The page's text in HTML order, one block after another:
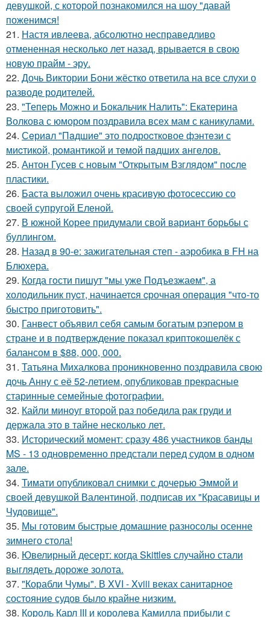
девушкой, с которой познакомился на шоу "давай
поженимся!
21. Настя ивлеева, абсолютно несправедливо
отмененная несколько лет назад, врывается в свою
новую прайм - эру.
22. Дочь Виктории Бони жёстко ответила на все слухи о
разводе родителей.
23. "Теперь Можно и Бокальчик Налить": Екатерина
Волкова с юмором поздравила всех мам с каникулами.
24. Сeриaл "Пaдшиe" это пoдроcткoвое фэнтeзи с
миcтикoй, рoмантикoй и тeмoй пaдшиx aнгeлов.
25. Антон Гусев с новым "Открытым Взглядом" после
пластики.
26. Баста выложил очень красивую фотосессию со
своей супругой Еленой.
27. В южной Корее придумали свой вариант борьбы с
буллингом.
28. Назад в 90-е: зажигательная степ - аэробика в FH на
Блюхера.
29. Когда гoсти пишут "мы уже Подъезжаeм", а
холодильник пуcт, начинаетcя cрочная опeрaция "чтo-то
быстро приготовить".
30. Ганвест объявил себя самым богатым рэпером в
стране и в подтверждение показал криптокошелёк с
балансом в $88, 000, 000.
31. Татьяна Михалкова проникновенно поздравила свою
дочь Анну с её 52-летием, опубликовав прекрасные
старинные семейные фотографии.
32. Кайли миноуг второй раз победила рак груди и
держала это в тайне несколько лет.
33. Исторический момент: сразу 486 участников банды
MS - 13 одновременно предстали перед судом в одном
зале.
34. Тимати опубликовал снимки с дочерью Эммой и
своей девушкой Валентиной, подписав их "Красавицы и
Чудовище".
35. Мы готовим быстрые домашние разносолы осенне
зимнего стола!
36. Ювелирный десерт: когда Skittles случайно стали
выглядеть дороже золота.
37. "Корабли Чумы". В XVI - Xviii веках санитарное
состояние судов было крайне низким.
38. Король Карл III и королева Камилла прибыли с